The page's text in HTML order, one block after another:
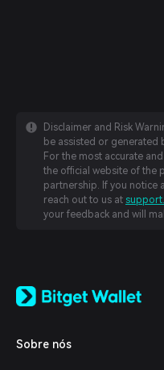
Disclaimer and Risk
be assisted or generated
For the most accurate
the official website of the
partnership. If you notice
reach out to us at
your feedback and will
日本語
Español (Latinoamérica)
Sobre nós